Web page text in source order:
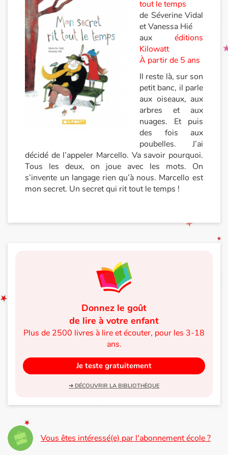
tout le temps
de Séverine Vidal
et Vanessa Hié
aux éditions
Kilowatt
À partir de 5 ans
Il reste là, sur son
petit banc, il parle
aux oiseaux, aux
arbres et aux
nuages. Et puis
des fois aux
poubelles. J’ai
décidé de l’appeler Marcello. Va savoir pourquoi.
Tous les deux, on joue avec les mots. On
s’invente un langage rien qu’à nous. Marcello est
mon secret. Un secret qui rit tout le temps !
Donnez le goût
de lire à votre enfant
Plus de 2500 livres à lire et écouter, pour les 3-18
ans.
Je teste gratuitement
➜ DÉCOUVRIR LA BIBLIOTHÈQUE
Vous êtes intéressé(e) par l'abonnement école ?